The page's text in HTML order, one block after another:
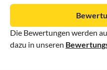
Die Bewertungen werden
dazu in unseren